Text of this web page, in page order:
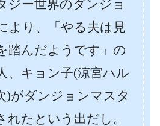
ジー世界のダンジョ
より、「やる夫は見
踏んだようです」の
、キョン子(涼宮ハル
)がダンジョンマスタ
れたという出だし。